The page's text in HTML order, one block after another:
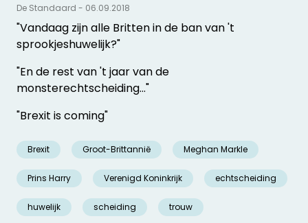
"Vandaag zijn alle Britten in de ban van 't
sprookjeshuwelijk?"
"En de rest van 't jaar van de
monsterechtscheiding..."
"Brexit is coming"
Brexit Groot-Brittannië Meghan Markle
Prins Harry Verenigd Koninkrijk echtscheiding
huwelijk scheiding trouw
De Standaard - 06.09.2018